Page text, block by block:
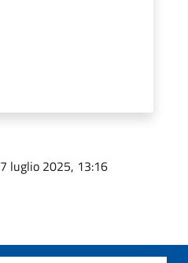
luglio 2025, 13:16